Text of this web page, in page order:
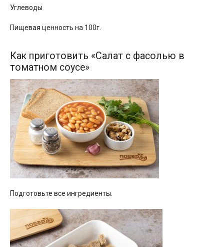
Углеводы
Пищевая ценность на 100г.
Как приготовить «Салат с фасолью в
томатном соусе»
Подготовьте все ингредиенты.